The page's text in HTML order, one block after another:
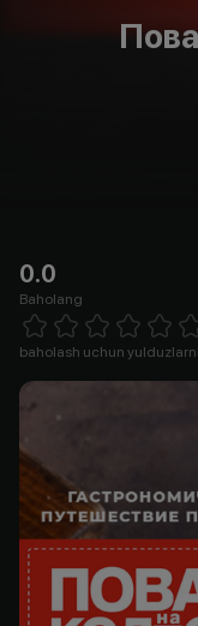
0.0
Baholang
1 Star 2 Stars 3 Stars 4 Stars5 Stars 6
baholash uchun